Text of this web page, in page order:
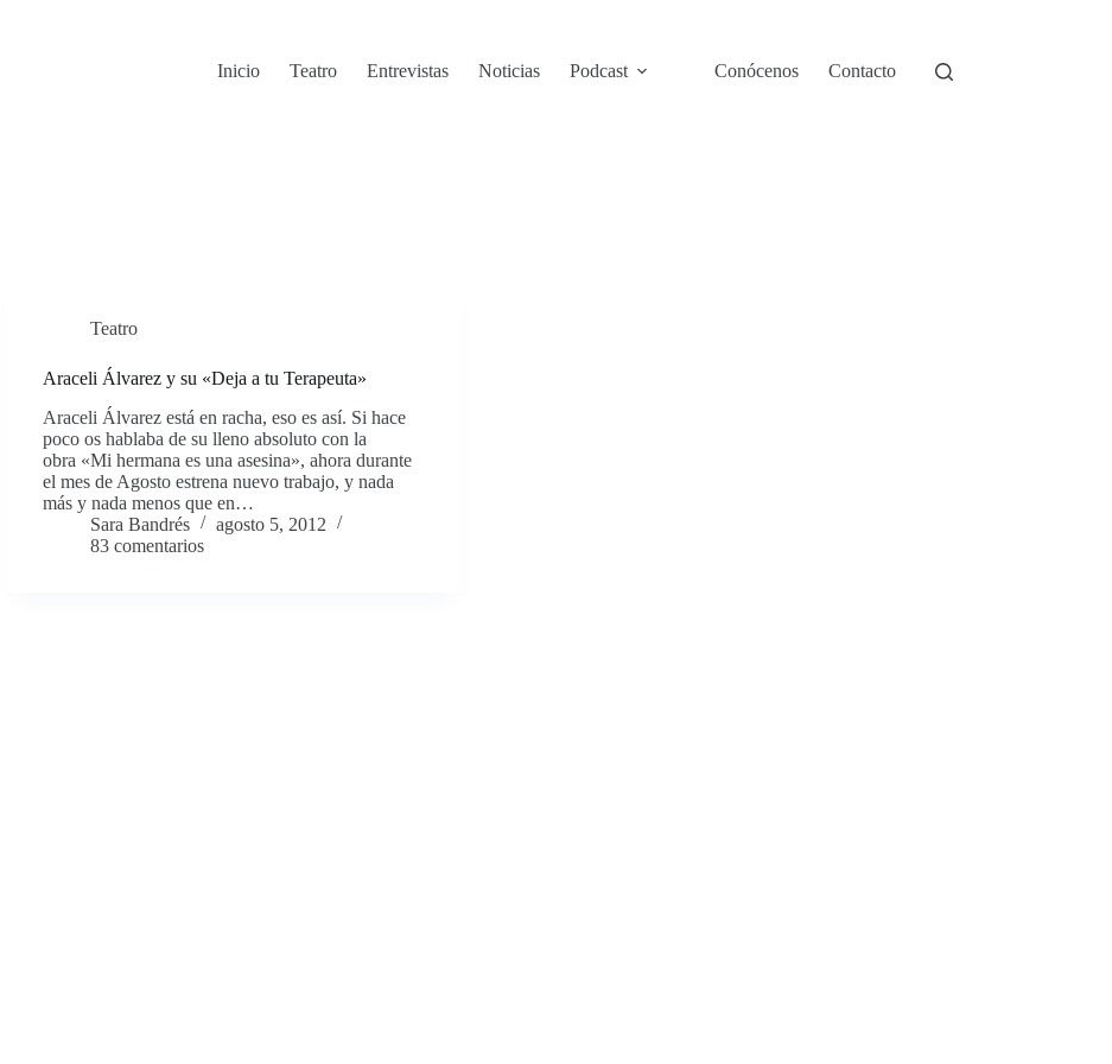
Inicio
Teatro Entrevistas Noticias Podcast Conócenos Contacto
Teatro
Araceli Álvarez y su «Deja a tu Terapeuta»
Araceli Álvarez está en racha, eso es así. Si hace
poco os hablaba de su lleno absoluto con la
obra «Mi hermana es una asesina», ahora durante
el mes de Agosto estrena nuevo trabajo, y nada
más y nada menos que en…
Sara Bandrés
agosto 5, 2012
83 comentarios